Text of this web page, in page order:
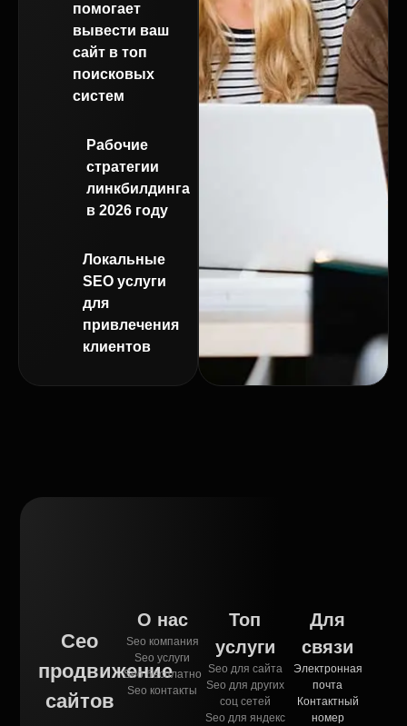
помогает
вывести ваш
сайт в топ
поисковых
систем
Рабочие
стратегии
линкбилдинга
в 2026 году
Локальные
SEO услуги
для
привлечения
клиентов
Сео
продвижение
сайтов
О нас
Seo компания
Seo услуги
Seo бесплатно
Seo контакты
Топ
услуги
Seo для сайта
Seo для других
соц сетей
Seo для яндекс
Для
связи
Электронная
почта
Контактный
номер